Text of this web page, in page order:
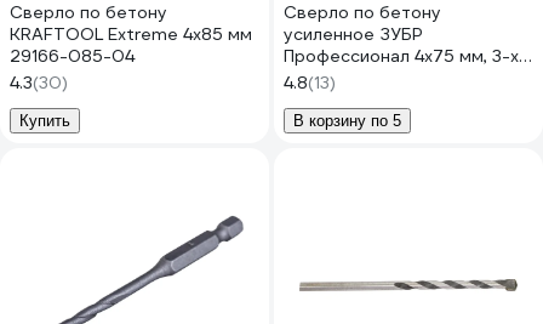
Сверло по бетону
KRAFTOOL Extreme 4x85 мм
29166-085-04
4.3(30)
Купить
Сверло по бетону
усиленное ЗУБР
Профессионал 4х75 мм, 3-х
гранный хвостовик 2916-
075-04_z01
4.8(13)
В корзину по 5